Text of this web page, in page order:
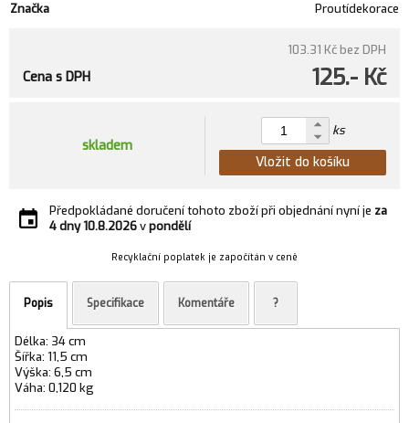
Značka Proutídekorace
103.31 Kčbez DPH
125.- Kč
Cena s DPH
skladem
ks
Vložit do košíku
Předpokládané doručení tohoto zboží při objednání nyní je za
4 dny10.8.2026vpondělí
Recyklační poplatek je započítán v ceně
Popis Specifikace Komentáře ?
Délka: 34 cm
Šířka: 11,5 cm
Výška: 6,5 cm
Váha: 0,120 kg